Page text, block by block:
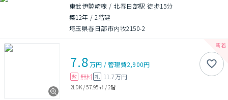
東武伊勢崎線 / 北春日部駅 徒歩15分
築12年 /2階建
埼玉県春日部市内牧2150-2
7.8万円 /管理費2,900円
敷 無料 礼 11.7万円
2LDK/57.95㎡ / 2階